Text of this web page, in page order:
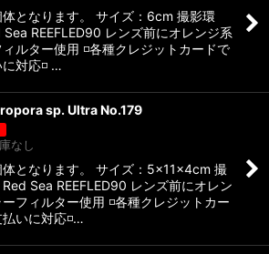
となります。 サイズ：6cm 撮影環
Sea REEFLED90 レンズ前にオレンジ系
ルター使用 ◽️各種クレジットカードで
対応◽️ …
sp. Ultra No.179
なし
体となります。 サイズ：5×11×4cm 撮
Sea REEFLED90 レンズ前にオレン
フィルター使用 ◽️各種クレジットカー
払いに対応◽…